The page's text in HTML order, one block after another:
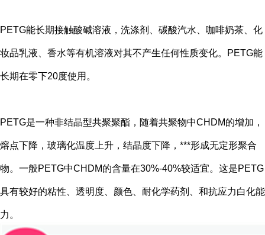
PETG能长期接触酸碱溶液，洗涤剂、碳酸汽水、咖啡奶茶、化
妆品乳液、香水等有机溶液对其不产生任何性质变化。PETG能
长期在零下20度使用。
PETG是一种非结晶型共聚聚酯，随着共聚物中CHDM的增加，
熔点下降，玻璃化温度上升，结晶度下降，***形成无定形聚合
物。一般PETG中CHDM的含量在30%-40%较适宜。这是PETG
具有较好的粘性、透明度、颜色、耐化学药剂、和抗应力白化能
力。